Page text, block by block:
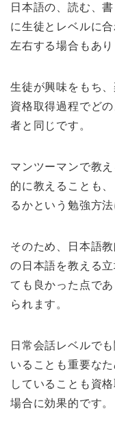
日本語の、読む、
に生徒とレベルに
左右する場合もあり
生徒が興味をもち
資格取得過程でど
者と同じです。
マンツーマンで教
的に教えることも
るかという勉強方
そのため、日本語
の日本語を教える
ても良かった点で
られます。
日常会話レベルで
いることも重要な
していることも資
場合に効果的です。